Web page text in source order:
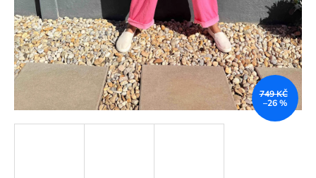
749 KČ
–26 %
a
j
í
t
?